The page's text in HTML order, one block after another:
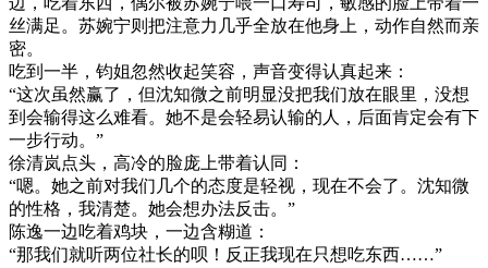
丝满足。苏婉宁则把注意力几乎全放在他身上，动作自然而亲
密。
吃到一半，钧姐忽然收起笑容，声音变得认真起来：
“这次虽然赢了，但沈知微之前明显没把我们放在眼里，没想
到会输得这么难看。她不是会轻易认输的人，后面肯定会有下
一步行动。”
徐清岚点头，高冷的脸庞上带着认同：
“嗯。她之前对我们几个的态度是轻视，现在不会了。沈知微
的性格，我清楚。她会想办法反击。”
陈逸一边吃着鸡块，一边含糊道：
“那我们就听两位社长的呗！反正我现在只想吃东西……”